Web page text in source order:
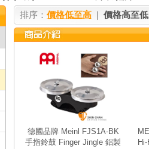
排序： 價格低至高 | 價格高至低
德國品牌 Meinl FJS1A-BK
手指鈴鼓 Finger Jingle 鋁製